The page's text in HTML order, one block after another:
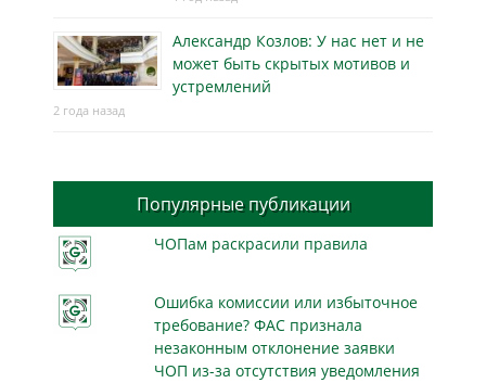
Александр Козлов: У нас нет и не
может быть скрытых мотивов и
устремлений
2 года назад
Популярные публикации
ЧОПам раскрасили правила
Ошибка комиссии или избыточное
требование? ФАС признала
незаконным отклонение заявки
ЧОП из-за отсутствия уведомления